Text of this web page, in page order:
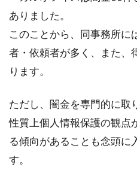
ありました。
このことから、同事務所に
者・依頼者が多く、また、
ります。
ただし、闇金を専門的に取
性質上個人情報保護の観点
る傾向があることも念頭に
す。